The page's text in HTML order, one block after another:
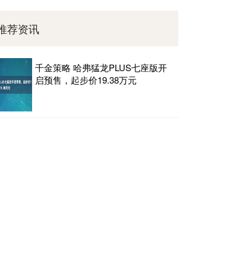
荐资讯
千金策略 哈弗猛龙PLUS七座版开
启预售，起步价19.38万元